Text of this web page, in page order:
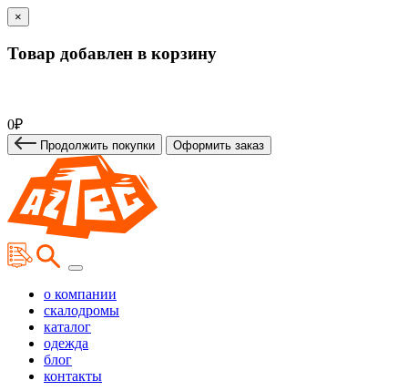
×
Товар добавлен в корзину
0₽
Продолжить покупки Оформить заказ
о компании
скалодромы
каталог
одежда
блог
контакты